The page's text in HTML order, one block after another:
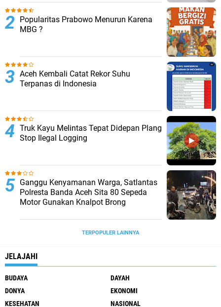
Popularitas Prabowo Menurun Karena
MBG ?
Aceh Kembali Catat Rekor Suhu
Terpanas di Indonesia
Truk Kayu Melintas Tepat Didepan Plang
Stop Ilegal Logging
Ganggu Kenyamanan Warga, Satlantas
Polresta Banda Aceh Sita 80 Sepeda
Motor Gunakan Knalpot Brong
TERPOPULER LAINNYA
JELAJAHI
BUDAYA
DAYAH
DONYA
EKONOMI
KESEHATAN
NASIONAL